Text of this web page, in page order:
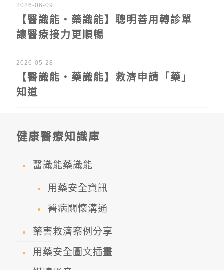
2026-06-09
【醫識能‧藥識能】聰明善用轉診單
讓醫療接力更順暢
2026-05-28
【醫識能‧藥識能】救濟申請「藥」
知道
健康醫療知識庫
醫識能藥識能
用藥安全資訊
醫病關懷溝通
藥害救濟案例分享
用藥安全圖文插畫